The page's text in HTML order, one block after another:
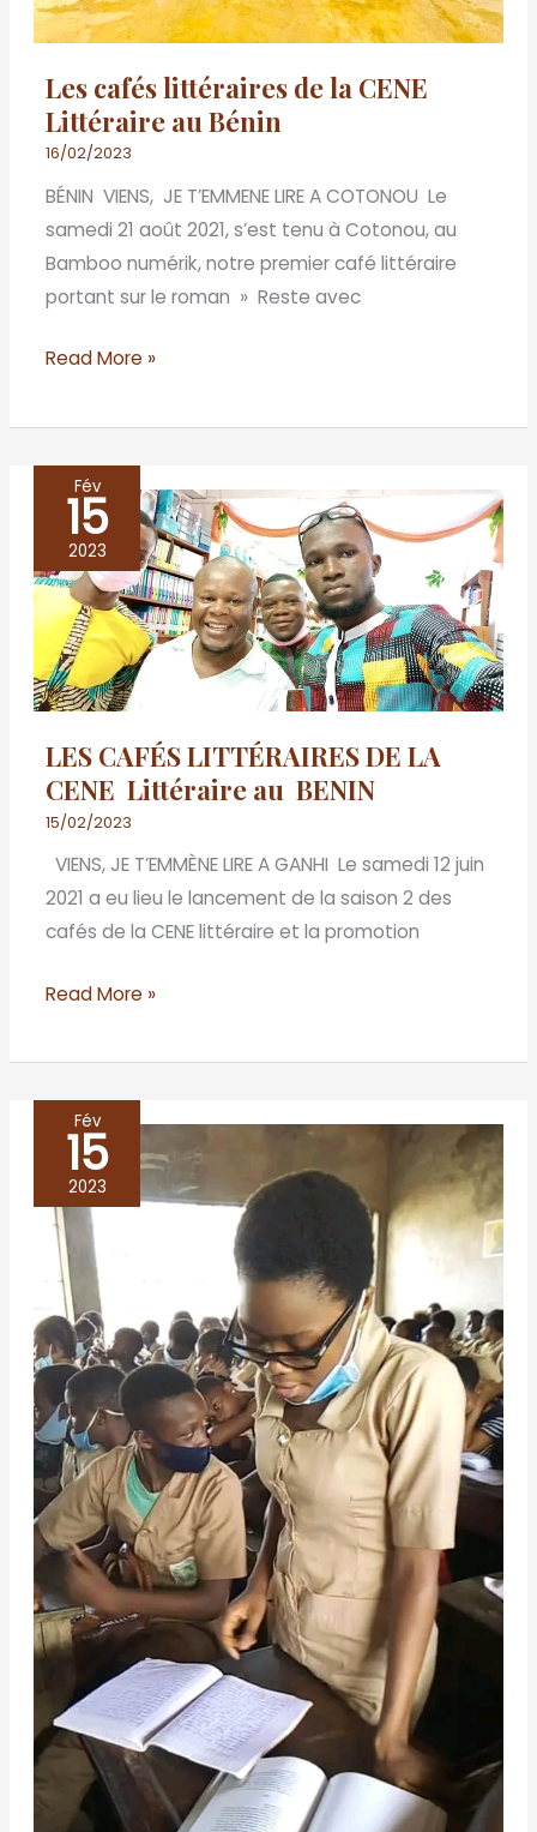
Les cafés littéraires de la CENE
Littéraire au Bénin
16/02/2023
BÉNIN VIENS, JE T’EMMENE LIRE A COTONOU Le
samedi 21 août 2021, s’est tenu à Cotonou, au
Bamboo numérik, notre premier café littéraire
portant sur le roman » Reste avec
Read More »
Fév
15
2023
LES CAFÉS LITTÉRAIRES DE LA
CENE Littéraire au BENIN
15/02/2023
VIENS, JE T’EMMÈNE LIRE A GANHI Le samedi 12 juin
2021 a eu lieu le lancement de la saison 2 des
cafés de la CENE littéraire et la promotion
CAFÉS
LITTÉRAIRES
DE
LA
CENE
Littéraire
au
BENIN
Read More »
Fév
15
2023
CAFES
DE
LA
CENE
A
PORTO
NOVO
–
BENIN